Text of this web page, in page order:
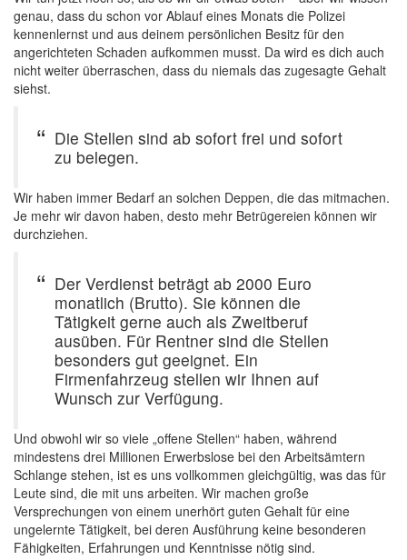
genau, dass du schon vor Ablauf eines Monats die Polizei
kennenlernst und aus deinem persönlichen Besitz für den
angerichteten Schaden aufkommen musst. Da wird es dich auch
nicht weiter überraschen, dass du niemals das zugesagte Gehalt
siehst.
Die Stellen sind ab sofort frei und sofort
zu belegen.
Wir haben immer Bedarf an solchen Deppen, die das mitmachen.
Je mehr wir davon haben, desto mehr Betrügereien können wir
durchziehen.
Der Verdienst beträgt ab 2000 Euro
monatlich (Brutto). Sie können die
Tätigkeit gerne auch als Zweitberuf
ausüben. Für Rentner sind die Stellen
besonders gut geeignet. Ein
Firmenfahrzeug stellen wir Ihnen auf
Wunsch zur Verfügung.
Und obwohl wir so viele „offene Stellen“ haben, während
mindestens drei Millionen Erwerbslose bei den Arbeitsämtern
Schlange stehen, ist es uns vollkommen gleichgültig, was das für
Leute sind, die mit uns arbeiten. Wir machen große
Versprechungen von einem unerhört guten Gehalt für eine
ungelernte Tätigkeit, bei deren Ausführung keine besonderen
Fähigkeiten, Erfahrungen und Kenntnisse nötig sind.